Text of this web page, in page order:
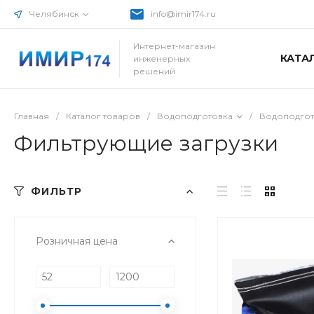
Челябинск info@imir174.ru
Интернет-магазин
инженерных
решений
Главная / Каталог товаров / Водоподготовка /
Фильтрующие загрузки
ФИЛЬТР
Розничная цена